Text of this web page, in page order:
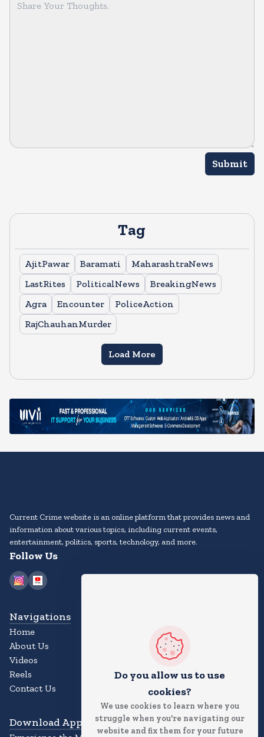
Submit
Tag
AjitPawar Baramati
MaharashtraNews
LastRites
PoliticalNews
BreakingNews
Agra
Encounter
PoliceAction
RajChauhanMurder
Load More
Do you allow us to use
cookies?
We use cookies to learn where you
struggle when you're navigating our
website and fix them for your future
Current Crime website is an online platform that provides news and
information about various topics, including current events,
entertainment, politics, sports, technology, and more.
Follow Us
Navigations
Home
About Us
Videos
Reels
Contact Us
Download App